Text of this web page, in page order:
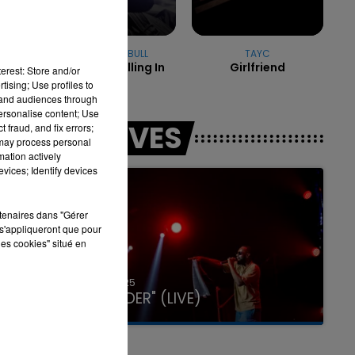
USHER & PITBULL
Dj Got Us Falling In
TAYC
Girlfriend
LES LIVES
31 janvier 2025
GIMS "SPIDER" (LIVE)
Store and/or
Use profiles to
audiences through
content; Use
fraud, and fix errors;
process personal
actively
Identify devices
dans "Gérer
que pour
cookies" situé en